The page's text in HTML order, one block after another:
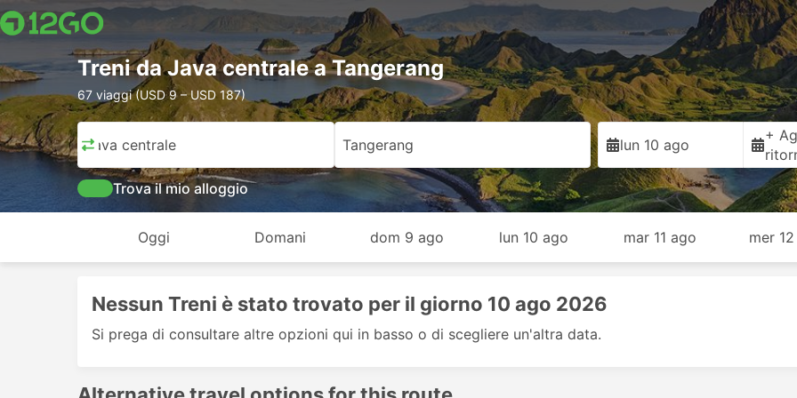
Treni da Java centrale a Tangerang
67 viaggi (USD 9 – USD 187)
Java centrale Tangerang lun 10 ago
+
Trova il mio alloggio
Oggi Domani dom 9 ago lun 10 ago mar 11 ago mer
Nessun Treni è stato trovato per il giorno 10 ago 2026
Si prega di consultare altre opzioni qui in basso o di scegliere un'altra data.